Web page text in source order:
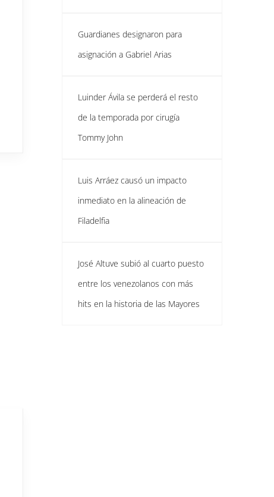
Guardianes designaron para
asignación a Gabriel Arias
Luinder Ávila se perderá el resto
de la temporada por cirugía
Tommy John
Luis Arráez causó un impacto
inmediato en la alineación de
Filadelfia
José Altuve subió al cuarto puesto
entre los venezolanos con más
hits en la historia de las Mayores